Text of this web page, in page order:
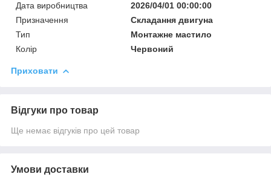
Дата виробництва
2026/04/01 00:00:00
Призначення
Складання двигуна
Тип
Монтажне мастило
Колір
Червоний
Приховати
Відгуки про товар
Ще немає відгуків про цей товар
Умови доставки